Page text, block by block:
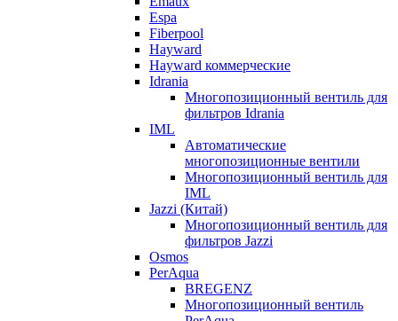
Espa
Fiberpool
Hayward
Hayward коммерческие
Idrania
Многопозиционный вентиль для
фильтров Idrania
IML
Автоматические
многопозиционные вентили
Многопозиционный вентиль для
IML
Jazzi (Китай)
Многопозиционный вентиль для
фильтров Jazzi
Osmos
PerAqua
BREGENZ
Многопозиционный вентиль